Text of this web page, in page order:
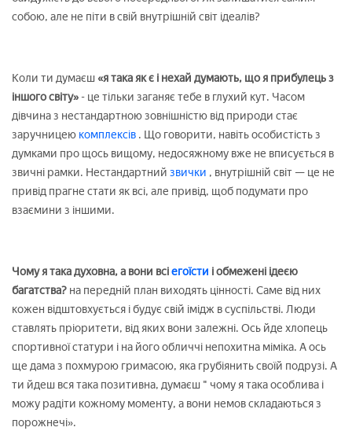
собою, але не піти в свій внутрішній світ ідеалів?
Коли ти думаєш«я така як є і нехай думають, що я прибулець з
іншого світу» - це тільки заганяє тебе в глухий кут. Часом
дівчина з нестандартною зовнішністю від природи стає
заручницею комплексів . Що говорити, навіть особистість з
думками про щось вищому, недосяжному вже не вписується в
звичні рамки. Нестандартний звички , внутрішній світ — це не
привід прагне стати як всі, але привід, щоб подумати про
взаємини з іншими.
Чому я така духовна, а вони всіегоїсти і обмежені ідеєю
багатства? на передній план виходять цінності. Саме від них
кожен відштовхується і будує свій імідж в суспільстві. Люди
ставлять пріоритети, від яких вони залежні. Ось йде хлопець
спортивної статури і на його обличчі непохитна міміка. А ось
ще дама з похмурою гримасою, яка грубіянить своїй подрузі. А
ти йдеш вся така позитивна, думаєш " чому я така особлива і
можу радіти кожному моменту, а вони немов складаються з
порожнечі».